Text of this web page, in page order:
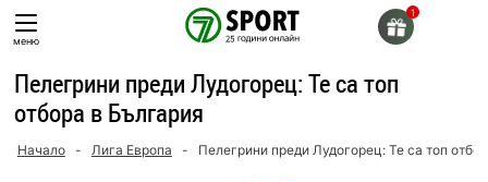
Skip
toменю
Пелегрини преди Лудогорец: Те са топ
отбора в България
Начало - Лига Европа - Пелегрини преди Лудогорец: Те са топ